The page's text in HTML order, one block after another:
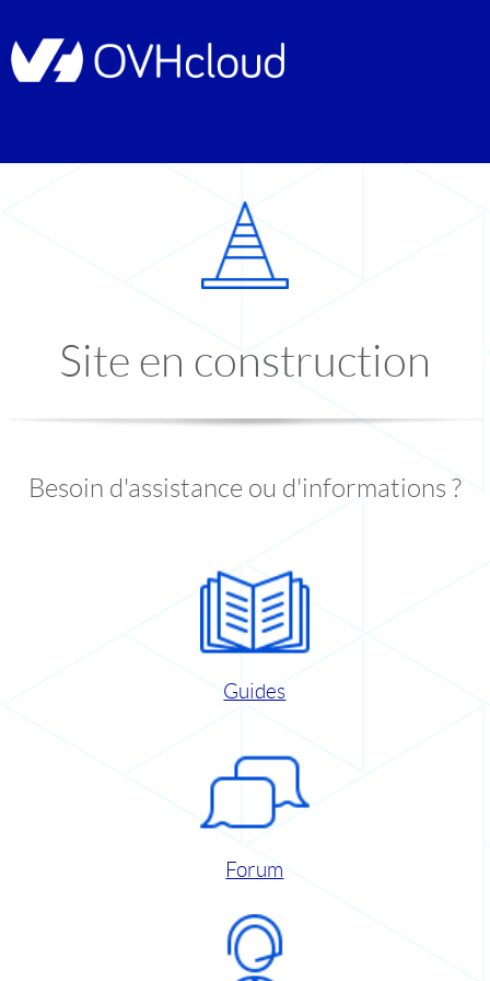
Site en construction
Besoin d'assistance ou d'informations ?
Guides
Forum